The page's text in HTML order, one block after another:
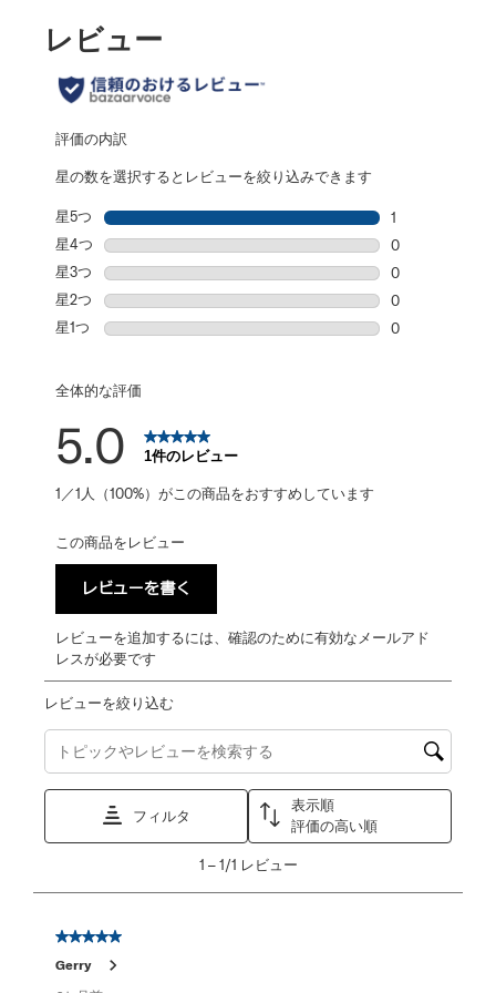
レビュー
評価の内訳
星の数を選択するとレビューを絞り込みできます
星5つ 星
1
星4つ 星
0
星3つ 星
0
星2つ 星
0
星1つ
0
全体的な評価
5.0 1件のレビュー
1／1人（100%）がこの商品をおすすめしています
この商品をレビュー
レビューを書く
レビューを追加するには、確認のために有効なメールアド
レスが必要です
レビューを絞り込む
トピックやレビュー検索地域を検索する
フィルタ
表示順
評価の高い順
1 – 1/1 レビュー
星5／5個です。
Gerry